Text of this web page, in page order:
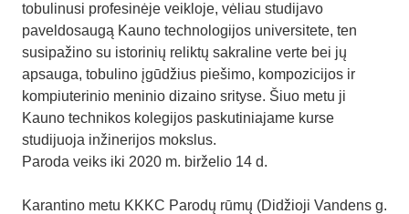
tobulinusi profesinėje veikloje, vėliau studijavo
paveldosaugą Kauno technologijos universitete, ten
susipažino su istorinių reliktų sakraline verte bei jų
apsauga, tobulino įgūdžius piešimo, kompozicijos ir
kompiuterinio meninio dizaino srityse. Šiuo metu ji
Kauno technikos kolegijos paskutiniajame kurse
studijuoja inžinerijos mokslus.
Paroda veiks iki 2020 m. birželio 14 d.
Karantino metu KKKC Parodų rūmų (Didžioji Vandens g.